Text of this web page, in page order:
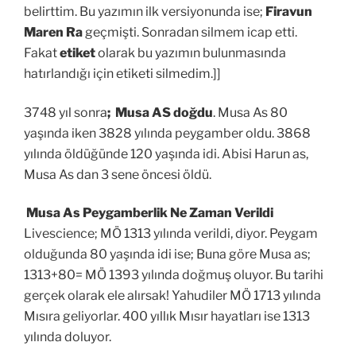
belirttim. Bu yazımın ilk versiyonunda ise; Firavun
Maren Rageçmişti. Sonradan silmem icap etti.
Fakatetiketolarak bu yazımın bulunmasında
hatırlandığı için etiketi silmedim.]]
3748 yıl sonra; Musa AS doğdu. Musa As 80
yaşında iken 3828 yılında peygamber oldu. 3868
yılında öldüğünde 120 yaşında idi. Abisi Harun as,
Musa As dan 3 sene öncesi öldü.
Musa As Peygamberlik Ne Zaman Verildi
Livescience; MÖ 1313 yılında verildi, diyor. Peygam
olduğunda 80 yaşında idi ise; Buna göre Musa as;
1313+80= MÖ 1393 yılında doğmuş oluyor. Bu tarihi
gerçek olarak ele alırsak! Yahudiler MÖ 1713 yılında
Mısıra geliyorlar. 400 yıllık Mısır hayatları ise 1313
yılında doluyor.